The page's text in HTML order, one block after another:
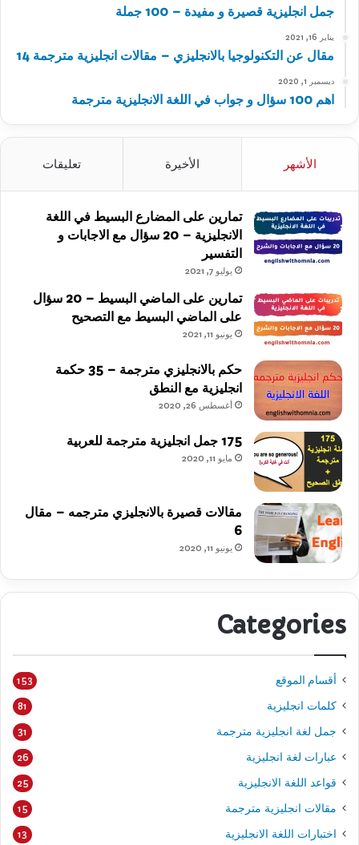
جمل انجليزية قصيرة و مفيدة – 100 جملة
يناير 16, 2021
مقال عن التكنولوجيا بالانجليزي – مقالات انجليزية مترجمة 14
ديسمبر 1, 2020
اهم 100 سؤال و جواب في اللغة الانجليزية مترجمة
الأشهر الأخيرة تعليقات
تمارين على المضارع البسيط في اللغة
الانجليزية – 20 سؤال مع الاجابات و
التفسير
يوليو 7, 2021
تمارين على الماضي البسيط – 20 سؤال
على الماضي البسيط مع التصحيح
يونيو 11, 2021
حكم بالانجليزي مترجمة – 35 حكمة
انجليزية مع النطق
أغسطس 26, 2020
175 جمل انجليزية مترجمة للعربية
مايو 11, 2020
مقالات قصيرة بالانجليزي مترجمه – مقال
6
يونيو 11, 2020
Categories
أقسام الموقع 153
كلمات انجليزية 81
جمل لغة انجليزية مترجمة 31
عبارات لغة انجليزية 26
قواعد اللغة الانجليزية 25
مقالات انجليزية مترجمة 15
اختبارات اللغة الانجليزية 13